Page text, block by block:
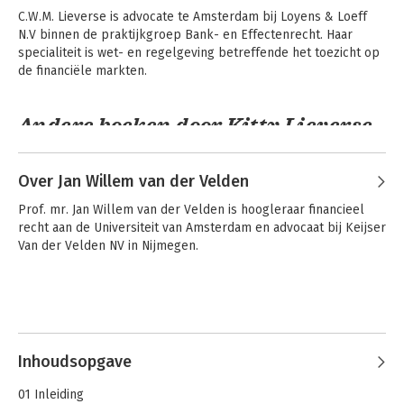
Europese contractenrecht. Hij heeft diverse publicaties op het
gebied van het bank- en effectenrecht en het vermogensrecht
op zijn naam staan.
A Bank's Duty of
sector
C.W.M. Lieverse is advocate te Amsterdam bij Loyens & Loeff
N.V binnen de praktijkgroep Bank- en Effectenrecht. Haar
specialiteit is wet- en regelgeving betreffende het toezicht op
de financiële markten.
Andere boeken door Kitty Lieverse
Zorgplicht in de
financiële sector
Over Jan Willem van der Velden
Prof. mr. Jan Willem van der Velden is hoogleraar financieel
recht aan de Universiteit van Amsterdam en advocaat bij Keijser
Van der Velden NV in Nijmegen.
Inhoudsopgave
01 Inleiding